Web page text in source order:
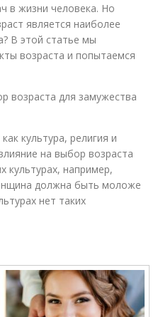
в жизни человека. Но
является наиболее
В этой статье мы
возраста и попытаемся
возраста для замужества
культура, религия и
на выбор возраста
культурах, например,
должна быть моложе
нет таких